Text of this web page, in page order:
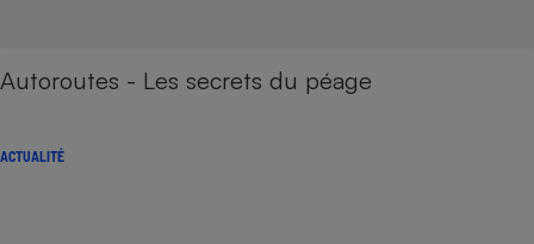
Autoroutes - Les secrets du péage
ACTUALITÉ